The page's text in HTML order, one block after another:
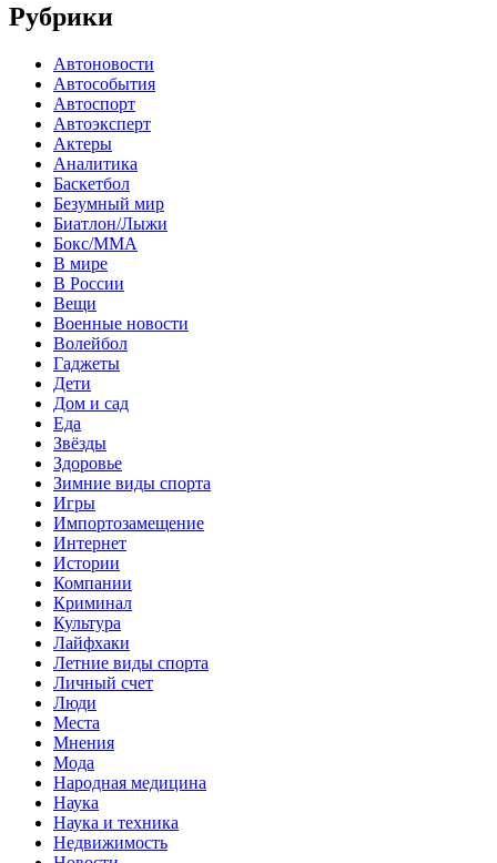
Рубрики
Автоновости
Автособытия
Автоспорт
Автоэксперт
Актеры
Аналитика
Баскетбол
Безумный мир
Биатлон/Лыжи
Бокс/MMA
В мире
В России
Вещи
Военные новости
Волейбол
Гаджеты
Дети
Дом и сад
Еда
Звёзды
Здоровье
Зимние виды спорта
Игры
Импортозамещение
Интернет
Истории
Компании
Криминал
Культура
Лайфхаки
Летние виды спорта
Личный счет
Люди
Места
Мнения
Мода
Народная медицина
Наука
Наука и техника
Недвижимость